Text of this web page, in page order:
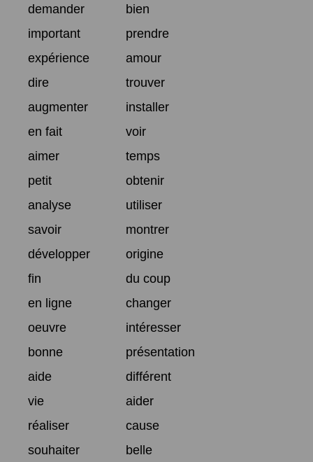
demander
bien
important
prendre
expérience
amour
dire
trouver
augmenter
installer
en fait
voir
aimer
temps
petit
obtenir
analyse
utiliser
savoir
montrer
développer
origine
fin
du coup
en ligne
changer
oeuvre
intéresser
bonne
présentation
aide
différent
vie
aider
réaliser
cause
souhaiter
belle